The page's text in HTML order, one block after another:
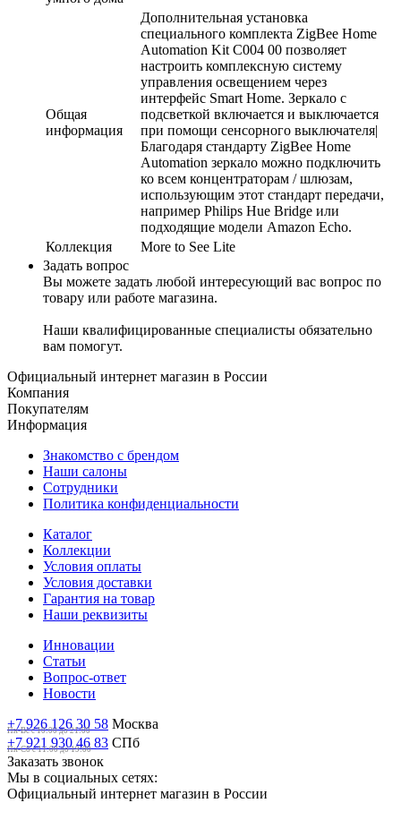
Общая
информация
Дополнительная установка
специального комплекта ZigBee Home
Automation Kit C004 00 позволяет
настроить комплексную систему
управления освещением через
интерфейс Smart Home. Зеркало с
подсветкой включается и выключается
при помощи сенсорного выключателя|
Благодаря стандарту ZigBee Home
Automation зеркало можно подключить
ко всем концентраторам / шлюзам,
использующим этот стандарт передачи,
например Philips Hue Bridge или
подходящие модели Amazon Echo.
Коллекция
More to See Lite
Задать вопрос
Вы можете задать любой интересующий вас вопрос по
товару или работе магазина.
Наши квалифицированные специалисты обязательно
вам помогут.
Официальный интернет магазин в России
Компания
Покупателям
Информация
Знакомство с брендом
Наши салоны
Сотрудники
Политика конфиденциальности
Каталог
Коллекции
Условия оплаты
Условия доставки
Гарантия на товар
Наши реквизиты
Инновации
Статьи
Вопрос-ответ
Новости
+7 926 126 30 58 Москва
Пн-Вс с 10:00 до 21:00
+7 921 930 46 83 СПб
Пн-Сб c 11:00 до 19:00
Заказать звонок
Мы в социальных сетях:
Официальный интернет магазин в России